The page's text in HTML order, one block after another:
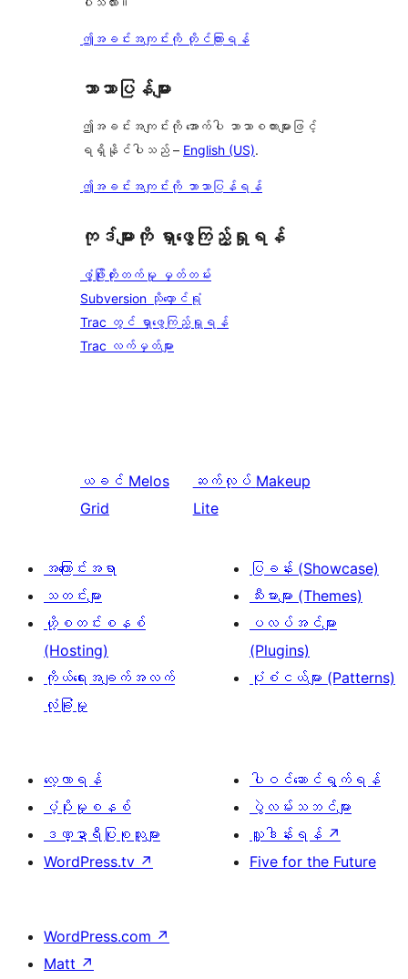
ဤအခင်းအကျင်းကို တိုင်ကြားရန်
ဘာသာပြန်များ
ဤအခင်းအကျင်းကို အောက်ပါ ဘာသာစကားများဖြင့်
ရရှိနိုင်ပါသည် – English (US).
ဤအခင်းအကျင်းကို ဘာသာပြန်ရန်
ကုဒ်များကို ရှာဖွေကြည့်ရှုရန်
ဖွံ့ဖြိုးတိုးတက်မှု မှတ်တမ်း
Subversion သိုလှောင်ရုံ
Trac တွင် ရှာဖွေကြည့်ရှုရန်
Trac လက်မှတ်များ
ယခင် Melos
Grid
ဆက်လုပ် Makeup
Lite
အကြောင်းအရာ
သတင်းများ
ဟို့စတင်းစနစ်
(Hosting)
ကိုယ်ရေးအချက်အလက်
လုံခြုံမှု
ပြခန်း (Showcase)
သီးမားများ (Themes)
ပလပ်အင်များ
(Plugins)
ပုံစံငယ်များ (Patterns)
လေ့လာရန်
ပံ့ပိုးမှုစနစ်
ဒဏ္ဍာရီပြုစုသူများ
WordPress.tv ↗
ပါဝင်ဆောင်ရွက်ရန်
ပွဲလမ်းသဘင်များ
လှူဒါန်းရန် ↗
Five for the Future
WordPress.com ↗
Matt ↗